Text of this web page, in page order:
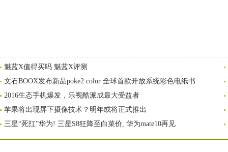
魅蓝X值得买吗 魅蓝X评测
文石BOOX发布新品poke2 color 全球首款开放系统彩色电纸书
2016生态手机爆发，乐视酷派成最大受益者
苹果将出现屏下摄像技术？明年或将正式推出
三星“死扛”华为! 三星S8狂降至白菜价, 华为mate10再见